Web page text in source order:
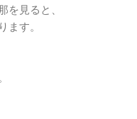
を見ると、
ます。